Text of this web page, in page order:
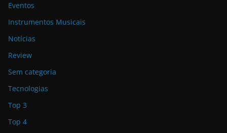
Eventos
Instrumentos Musicais
Notícias
Review
Sem categoria
Tecnologias
Top 3
Top 4